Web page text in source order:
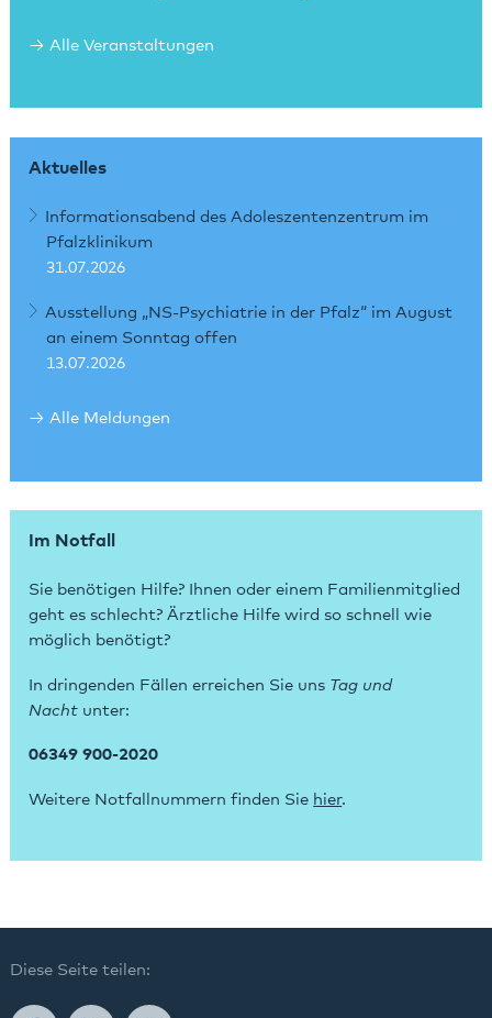
Alle Veranstaltungen
Aktuelles
Informationsabend des Adoleszentenzentrum im
Pfalzklinikum
31.07.2026
Ausstellung „NS-Psychiatrie in der Pfalz“ im August
an einem Sonntag offen
13.07.2026
Alle Meldungen
Im Notfall
Sie benötigen Hilfe? Ihnen oder einem Familienmitglied
geht es schlecht? Ärztliche Hilfe wird so schnell wie
möglich benötigt?
In dringenden Fällen erreichen Sie uns Tag und
Nacht unter:
06349 900-2020
Weitere Notfallnummern finden Sie hier.
Diese Seite teilen: